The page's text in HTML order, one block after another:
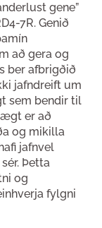
gene”
7R. Genið
að gera og
ber afbrigðið
jafndreift um
sem bendir til
er að
og mikilla
jafnvel
Þetta
og
fylgni